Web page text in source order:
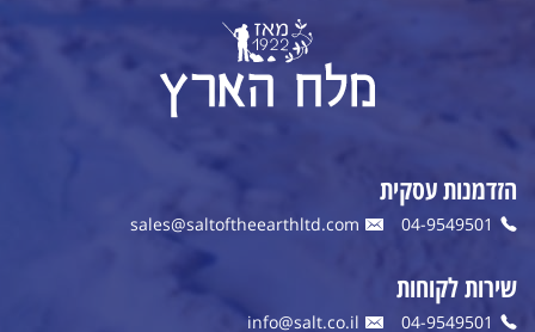
הזדמנות עסקית
04-9549501
sales@saltoftheearthltd.com
שירות לקוחות
04-9549501
info@salt.co.il